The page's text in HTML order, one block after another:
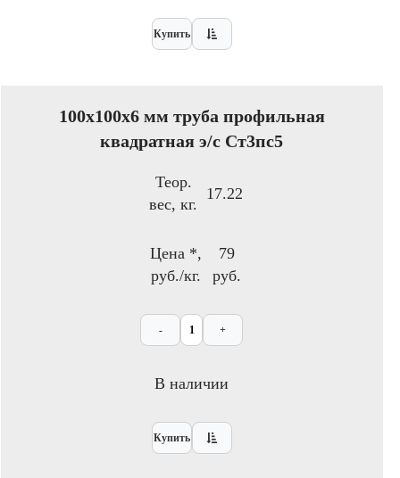
Купить
100x100х6 мм труба профильная
квадратная э/с Ст3пс5
Теор.
вес, кг.
17.22
Цена *,
руб./кг.
79
руб.
- +
В наличии
Купить